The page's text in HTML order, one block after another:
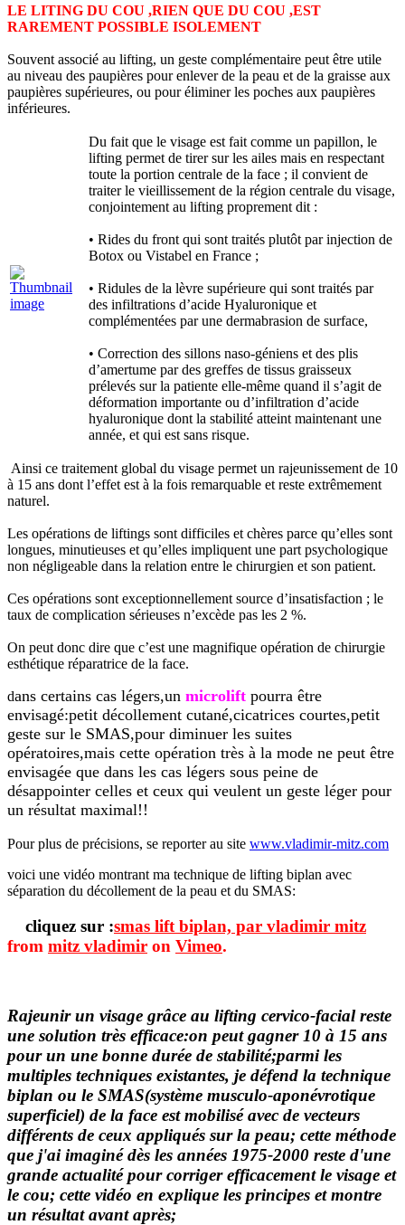
LE LITING DU COU ,RIEN QUE DU COU ,EST
RAREMENT POSSIBLE ISOLEMENT
Souvent associé au lifting, un geste complémentaire peut être utile
au niveau des paupières pour enlever de la peau et de la graisse aux
paupières supérieures, ou pour éliminer les poches aux paupières
inférieures.
Du fait que le visage est fait comme un papillon, le
lifting permet de tirer sur les ailes mais en respectant
toute la portion centrale de la face ; il convient de
traiter le vieillissement de la région centrale du visage,
conjointement au lifting proprement dit :
• Rides du front qui sont traités plutôt par injection de
Botox ou Vistabel en France ;
• Ridules de la lèvre supérieure qui sont traités par
des infiltrations d’acide Hyaluronique et
complémentées par une dermabrasion de surface,
• Correction des sillons naso-géniens et des plis
d’amertume par des greffes de tissus graisseux
prélevés sur la patiente elle-même quand il s’agit de
déformation importante ou d’infiltration d’acide
hyaluronique dont la stabilité atteint maintenant une
année, et qui est sans risque.
Ainsi ce traitement global du visage permet un rajeunissement de 10
à 15 ans dont l’effet est à la fois remarquable et reste extrêmement
naturel.
Les opérations de liftings sont difficiles et chères parce qu’elles sont
longues, minutieuses et qu’elles impliquent une part psychologique
non négligeable dans la relation entre le chirurgien et son patient.
Ces opérations sont exceptionnellement source d’insatisfaction ; le
taux de complication sérieuses n’excède pas les 2 %.
On peut donc dire que c’est une magnifique opération de chirurgie
esthétique réparatrice de la face.
dans certains cas légers,un microlift pourra être
envisagé:petit décollement cutané,cicatrices courtes,petit
geste sur le SMAS,pour diminuer les suites
opératoires,mais cette opération très à la mode ne peut être
envisagée que dans les cas légers sous peine de
désappointer celles et ceux qui veulent un geste léger pour
un résultat maximal!!
Pour plus de précisions, se reporter au site www.vladimir-mitz.com
voici une vidéo montrant ma technique de lifting biplan avec
séparation du décollement de la peau et du SMAS:
cliquez sur :smas lift biplan, par vladimir mitz
from mitz vladimir on Vimeo.
Rajeunir un visage grâce au lifting cervico-facial reste
une solution très efficace:on peut gagner 10 à 15 ans
pour un une bonne durée de stabilité;parmi les
multiples techniques existantes, je défend la technique
biplan ou le SMAS(système musculo-aponévrotique
superficiel) de la face est mobilisé avec de vecteurs
différents de ceux appliqués sur la peau; cette méthode
que j'ai imaginé dès les années 1975-2000 reste d'une
grande actualité pour corriger efficacement le visage et
le cou; cette vidéo en explique les principes et montre
un résultat avant après;